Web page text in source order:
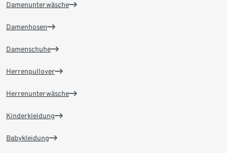
Damenunterwäsche
Damenhosen
Damenschuhe
Herrenpullover
Herrenunterwäsche
Kinderkleidung
Babykleidung